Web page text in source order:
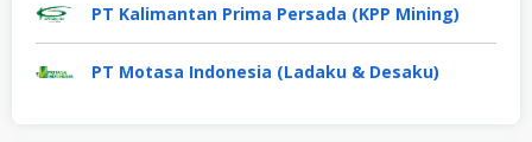
PT Kalimantan Prima Persada (KPP Mining)
PT Motasa Indonesia (Ladaku & Desaku)